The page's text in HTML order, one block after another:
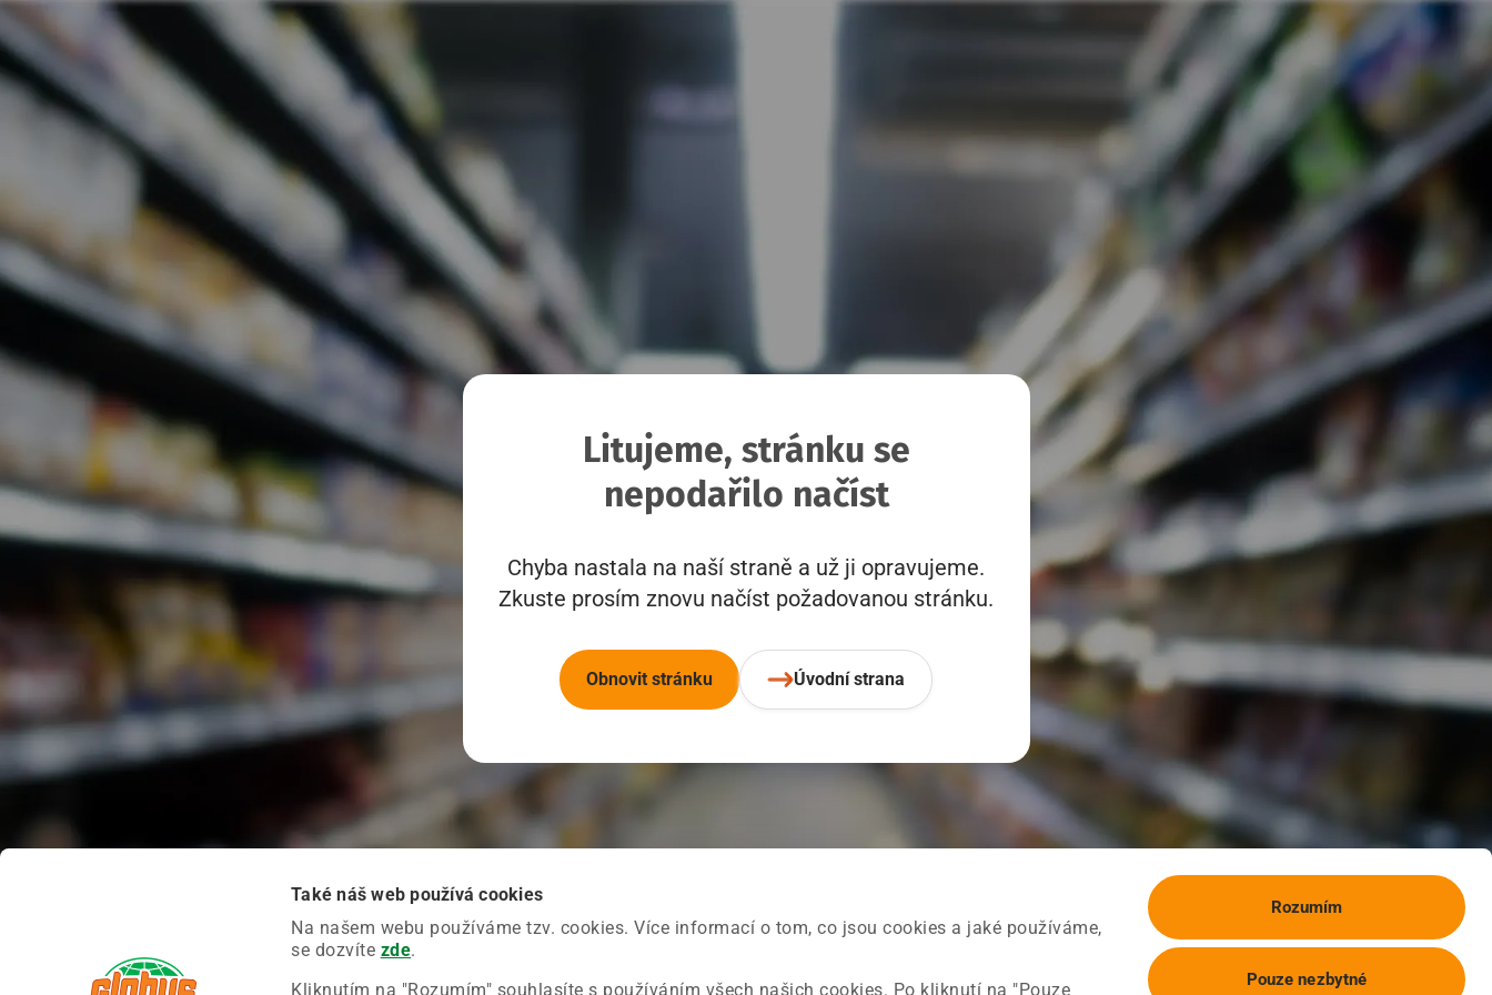
Také náš web používá cookies
Na našem webu používáme tzv. cookies. Více informací o tom, co jsou cookies a jaké používáme,
se dozvíte zde.
Kliknutím na "Rozumím" souhlasíte s používáním všech našich cookies. Po kliknutí na "Pouze
Rozumím
Pouze nezbytné
Litujeme, stránku se
nepodařilo načíst
Chyba nastala na naší straně a už ji opravujeme.
Zkuste prosím znovu načíst požadovanou stránku.
Obnovit stránku Úvodní strana